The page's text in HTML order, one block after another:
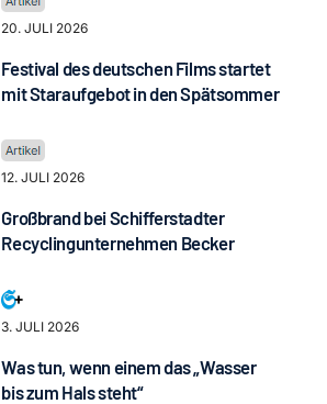
20. JULI 2026
Festival des deutschen Films startet
mit Staraufgebot in den Spätsommer
12. JULI 2026
Großbrand bei Schifferstadter
Recyclingunternehmen Becker
3. JULI 2026
Was tun, wenn einem das „Wasser
bis zum Hals steht“